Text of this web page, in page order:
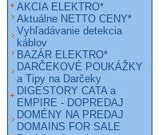
AKCIA ELEKTRO*
Aktuálne NETTO CENY*
Vyhľadávanie detekcia
káblov
BAZÁR ELEKTRO*
DARČEKOVÉ POUKÁŽKY
a Tipy na Darčeky
DIGESTORY CATA a
EMPIRE - DOPREDAJ
DOMÉNY NA PREDAJ
DOMAINS FOR SALE